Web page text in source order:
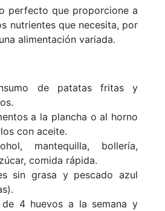
perfecto que proporcione a
nutrientes que necesita, por
alimentación variada.
de patatas fritas y
a la plancha o al horno
con aceite.
mantequilla, bollería,
comida rápida.
sin grasa y pescado azul
4 huevos a la semana y